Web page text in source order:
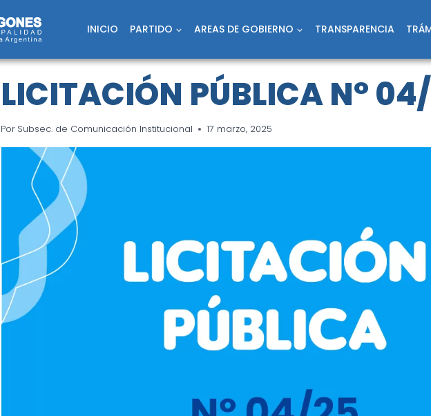
INICIO PARTIDO AREAS DE GOBIERNO TRANSPARENCIA
LICITACIÓN PÚBLICA N°
Por Subsec. de Comunicación Institucional 17 marzo, 2025